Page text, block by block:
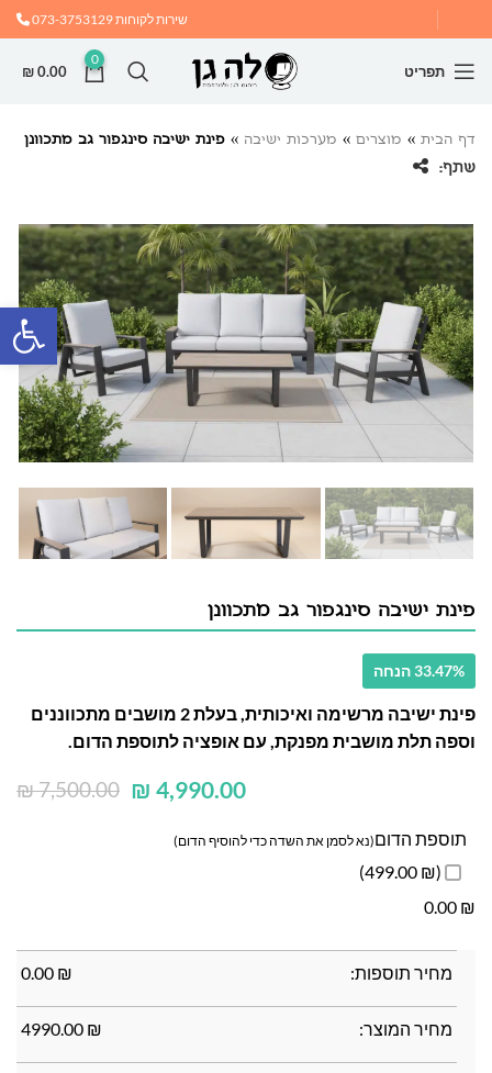
שירות לקוחות073-3753129
תפריט
0
₪0.00
דף הבית » מוצרים » מערכות ישיבה » פינת ישיבה סינגפור גב מתכוונן
שתף:
פינת ישיבה סינגפור גב מתכוונן
33.47% הנחה
פינת ישיבה מרשימה ואיכותית, בעלת 2 מושבים מתכווננים
וספה תלת מושבית מפנקת, עם אופציה לתוספת הדום.
₪7,500.00 ₪ 4,990.00
תוספת הדום(נא לסמן את השדה כדי להוסיף הדום)
(₪ 499.00)
₪
0.00
מחיר תוספות: ₪
0.00
מחיר המוצר: ₪
4990.00